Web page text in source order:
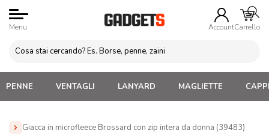
Menu AccountCarrello
PENNE VENTAGLI LANYARD MAGLIETTE
Giacca in microfleece Brossard con zip intera da donna (39483)